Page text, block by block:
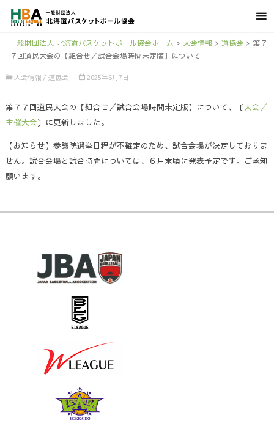
一般財団法人 北海道バスケットボール協会ホーム > 大会情報 > 道協会> 第７
７回道民大会の【組合せ／試合会場時間未定版】について
大会情報 / 道協会 2025年6月7日
第７７回道民大会の【組合せ／試合会場時間未定版】について、〔大会／
主催大会〕に更新しました。
【お知らせ】参議院選挙日程が不確定のため、試合会場が決定しておりま
せん。試合会場と試合時間については、６月末頃に発表予定です。ご承知
願います。